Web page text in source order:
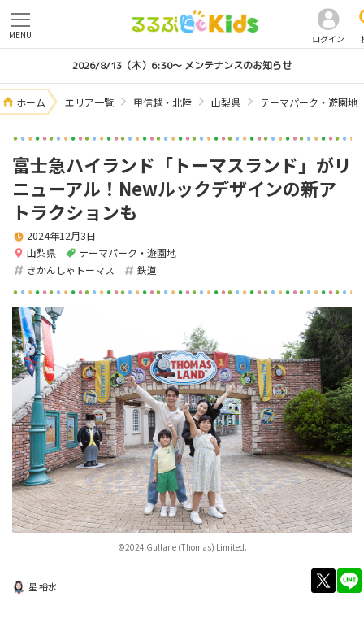
ログイン
MENU
2026/8/13（木）6:30～ メンテナンスのお知らせ
ホーム エリア一覧 甲信越・北陸 山梨県 テーマパーク・遊園地
富士急ハイランド「トーマスランド」がリ
ニューアル！Newルックデザインの新ア
トラクションも
山梨県 テーマパーク・遊園地
2024年12月3日
きかんしゃトーマス 鉄道
©2024 Gullane (Thomas) Limited.
星 裕水